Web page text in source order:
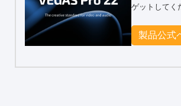
ゲットしてく
製品公式